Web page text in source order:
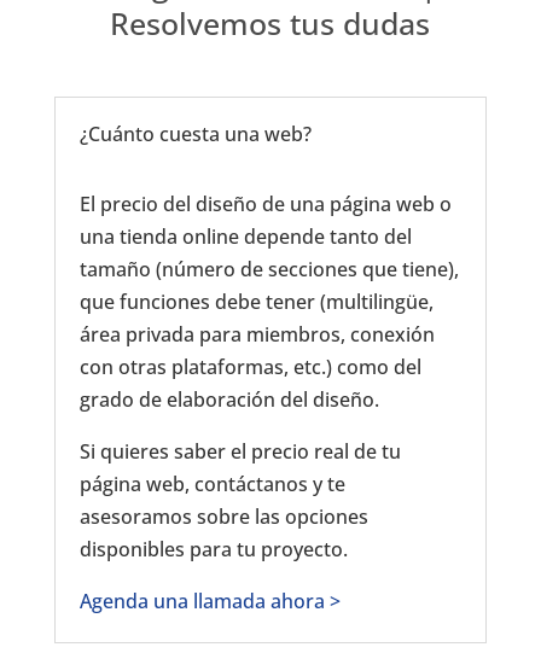
Resolvemos tus dudas
¿Cuánto cuesta una web?
El precio del diseño de una página web o
una tienda online depende tanto del
tamaño (número de secciones que tiene),
que funciones debe tener (multilingüe,
área privada para miembros, conexión
con otras plataformas, etc.) como del
grado de elaboración del diseño.
Si quieres saber el precio real de tu
página web, contáctanos y te
asesoramos sobre las opciones
disponibles para tu proyecto.
Agenda una llamada ahora >